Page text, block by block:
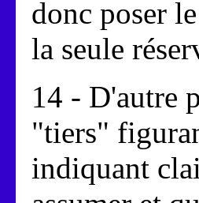
donc poser
la seule
14 - D'autre
"tiers"
indiquant